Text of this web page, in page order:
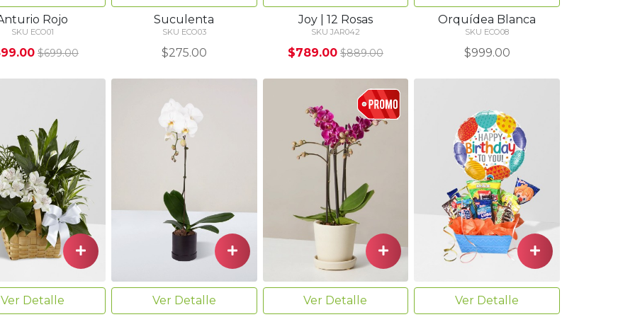
Rojo
SKU ECO01
$699.00
Suculenta
SKU ECO03
$275.00
Joy | 12 Rosas
SKU JAR042
$789.00 $889.00
Orquídea Blanca
SKU ECO08
$999.00
Ver Detalle Ver Detalle Ver Detalle Ver Detalle